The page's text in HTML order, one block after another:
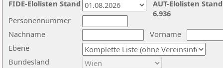
Nachname
Vorname
Ebene
Personennummer
Bundesland
AUT-Elolisten
6.936
FIDE-Elolisten Stand